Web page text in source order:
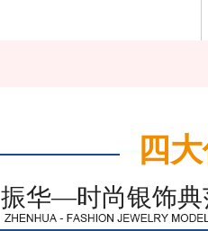
四
振华—时尚银饰典